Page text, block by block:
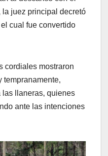
juez principal decretó
cual fue convertido
cordiales mostraron
tempranamente,
las llaneras, quienes
ante las intenciones